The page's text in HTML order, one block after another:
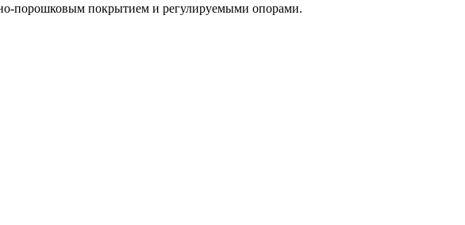
порошковым покрытием и регулируемыми опорами.